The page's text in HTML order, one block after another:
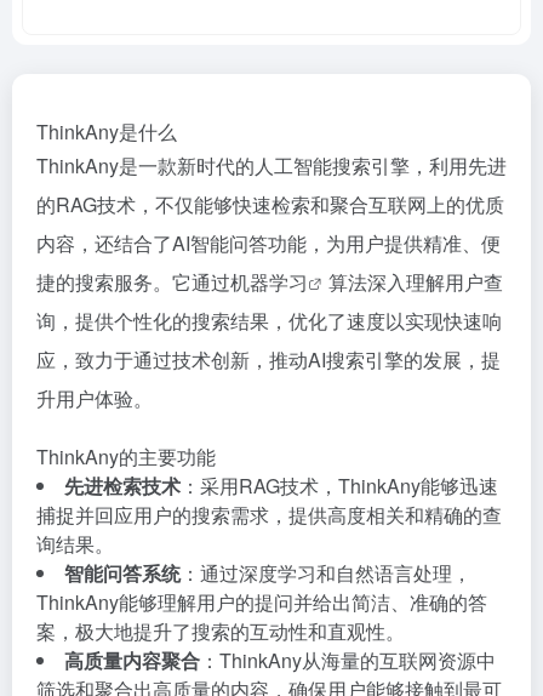
ThinkAny是什么
ThinkAny是一款新时代的人工智能搜索引擎，利用先进
的RAG技术，不仅能够快速检索和聚合互联网上的优质
内容，还结合了AI智能问答功能，为用户提供精准、便
捷的搜索服务。它通过机器学习
算法深入理解用户查
询，提供个性化的搜索结果，优化了速度以实现快速响
应，致力于通过技术创新，推动AI搜索引擎的发展，提
升用户体验。
ThinkAny的主要功能
先进检索技术 ：采用RAG技术，ThinkAny能够迅速
捕捉并回应用户的搜索需求，提供高度相关和精确的查
询结果。
智能问答系统：通过深度学习和自然语言处理，
ThinkAny能够理解用户的提问并给出简洁、准确的答
案，极大地提升了搜索的互动性和直观性。
高质量内容聚合 ：ThinkAny从海量的互联网资源中
筛选和聚合出高质量的内容，确保用户能够接触到最可